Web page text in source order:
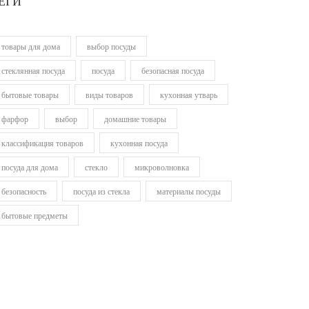
товары для дома выбор посуды
стеклянная посуда посуда безопасная посуда
бытовые товары виды товаров кухонная утварь
фарфор выбор домашние товары
классификация товаров кухонная посуда
посуда для дома стекло микроволновка
безопасность посуда из стекла материалы посуды
бытовые предметы